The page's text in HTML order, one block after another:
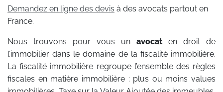
Demandez en ligne des devis à des avocats partout en
France.
Nous trouvons pour vous un avocat en droit de
l’immobilier dans le domaine de la fiscalité immobilière.
La fiscalité immobilière regroupe l’ensemble des règles
fiscales en matière immobilière : plus ou moins values